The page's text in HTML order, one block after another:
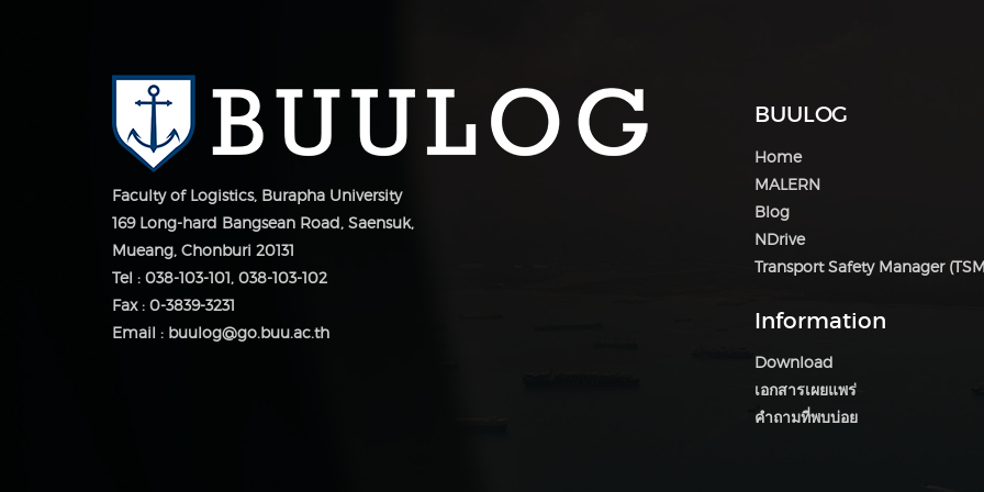
Faculty of Logistics, Burapha University
169 Long-hard Bangsean Road, Saensuk,
Mueang, Chonburi 20131
Tel : 038-103-101, 038-103-102
Fax : 0-3839-3231
Email : buulog@go.buu.ac.th
BUULOG
Home
MALERN
Blog
NDrive
Transport Safety Manager
Information
Download
เอกสารเผยแพร่
คำถามที่พบบ่อย